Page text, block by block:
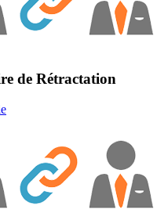
de Rétractation